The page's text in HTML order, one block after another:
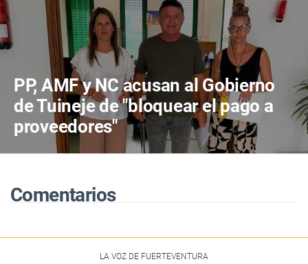
PP, AMF y NC acusan al Gobierno
de Tuineje de "bloquear el pago a
proveedores"
Comentarios
LA VOZ DE FUERTEVENTURA